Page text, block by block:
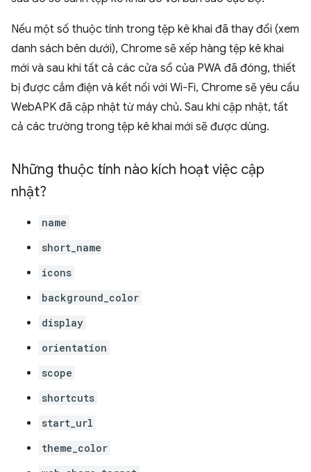
Nếu một số thuộc tính trong tệp kê khai đã thay đổi (xem
danh sách bên dưới), Chrome sẽ xếp hàng tệp kê khai
mới và sau khi tất cả các cửa sổ của PWA đã đóng, thiết
bị được cắm điện và kết nối với Wi-Fi, Chrome sẽ yêu cầu
WebAPK đã cập nhật từ máy chủ. Sau khi cập nhật, tất
cả các trường trong tệp kê khai mới sẽ được dùng.
Những thuộc tính nào kích hoạt việc cập
nhật?
name
short_name
icons
background_color
display
orientation
scope
shortcuts
start_url
theme_color